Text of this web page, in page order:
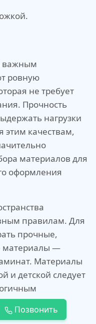
важным
ровную
не требует
Прочность
нагрузки
этим качествам,
материалов для
оформления
правилам. Для
прочные,
материалы —
Материалы
и детской следует
дерево,
доска,
Позвонить